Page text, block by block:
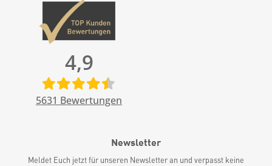
4,9
5631 Bewertungen
Newsletter
Meldet Euch jetzt für unseren Newsletter an und verpasst keine